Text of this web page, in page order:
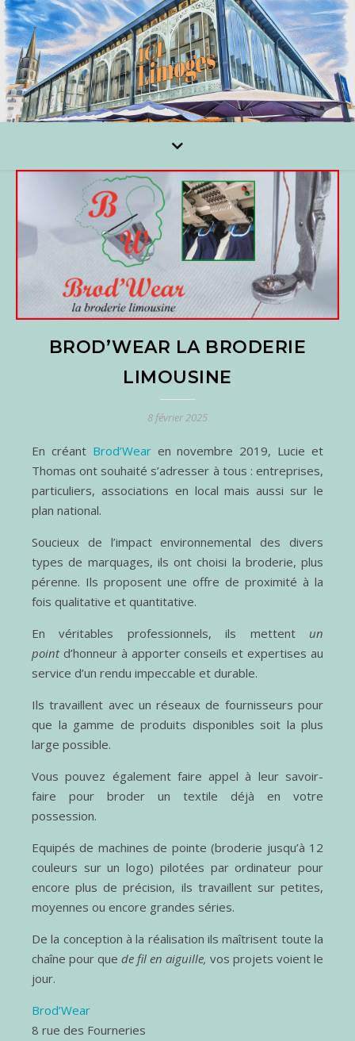
BROD’WEAR LA BRODERIE
LIMOUSINE
8 février 2025
En créant Brod’Wearen novembre 2019, Lucie et
Thomas ont souhaité s’adresser à tous : entreprises,
particuliers, associations en local mais aussi sur le
plan national.
Soucieux de l’impact environnemental des divers
types de marquages, ils ont choisi la broderie, plus
pérenne. Ils proposent une offre de proximité à la
fois qualitative et quantitative.
En véritables professionnels, ils mettent un
pointd’honneur à apporter conseils et expertises au
service d’un rendu impeccable et durable.
Ils travaillent avec un réseaux de fournisseurs pour
que la gamme de produits disponibles soit la plus
large possible.
Vous pouvez également faire appel à leur savoir-
faire pour broder un textile déjà en votre
possession.
Equipés de machines de pointe (broderie jusqu’à 12
couleurs sur un logo) pilotées par ordinateur pour
encore plus de précision, ils travaillent sur petites,
moyennes ou encore grandes séries.
De la conception à la réalisation ils maîtrisent toute la
chaîne pour que de fil en aiguille, vos projets voient le
jour.
Brod’Wear
8 rue des Fourneries